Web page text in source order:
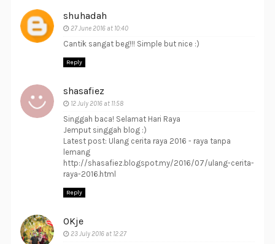
shuhadah
27 June 2016 at 10:40
Cantik sangat beg!!! Simple but nice :)
Reply
shasafiez
12 July 2016 at 11:58
Singgah baca! Selamat Hari Raya
Jemput singgah blog :)
Latest post: Ulang cerita raya 2016 - raya tanpa
lemang
http://shasafiez.blogspot.my/2016/07/ulang-cerita-
raya-2016.html
Reply
OKje
23 July 2016 at 12:27